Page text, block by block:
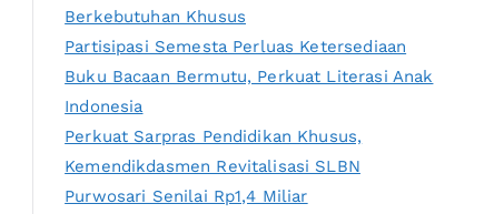
Berkebutuhan Khusus
Partisipasi Semesta Perluas Ketersediaan
Buku Bacaan Bermutu, Perkuat Literasi Anak
Indonesia
Perkuat Sarpras Pendidikan Khusus,
Kemendikdasmen Revitalisasi SLBN
Purwosari Senilai Rp1,4 Miliar